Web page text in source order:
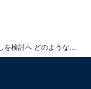
は「106万円の